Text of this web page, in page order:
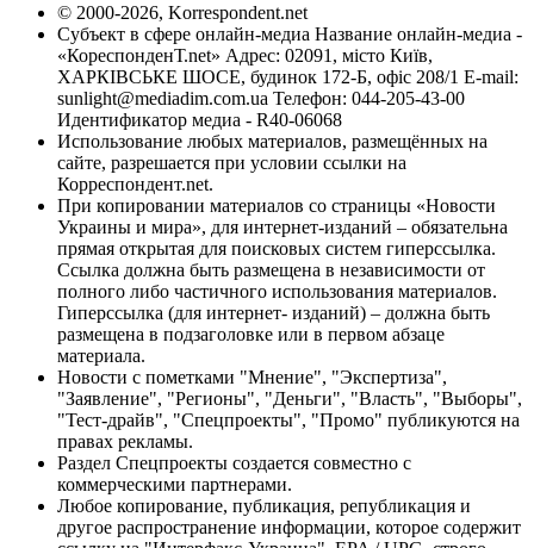
© 2000-2026, Korrespondent.net
Субъект в сфере онлайн-медиа Название онлайн-медиа -
«КореспонденТ.net» Адрес: 02091, місто Київ,
ХАРКІВСЬКЕ ШОСЕ, будинок 172-Б, офіс 208/1 E-mail:
sunlight@mediadim.com.ua Телефон: 044-205-43-00
Идентификатор медиа - R40-06068
Использование любых материалов, размещённых на
сайте, разрешается при условии ссылки на
Корреспондент.net.
При копировании материалов со страницы «Новости
Украины и мира», для интернет-изданий – обязательна
прямая открытая для поисковых систем гиперссылка.
Ссылка должна быть размещена в независимости от
полного либо частичного использования материалов.
Гиперссылка (для интернет- изданий) – должна быть
размещена в подзаголовке или в первом абзаце
материала.
Новости с пометками "Мнение", "Экспертиза",
"Заявление", "Регионы", "Деньги", "Власть", "Выборы",
"Тест-драйв", "Спецпроекты", "Промо" публикуются на
правах рекламы.
Раздел Спецпроекты создается совместно с
коммерческими партнерами.
Любое копирование, публикация, републикация и
другое распространение информации, которое содержит